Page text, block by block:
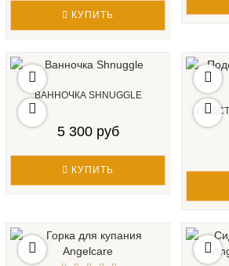
КУПИТЬ
ВАННОЧКА SHNUGGLE
5 300 руб
КУПИТЬ